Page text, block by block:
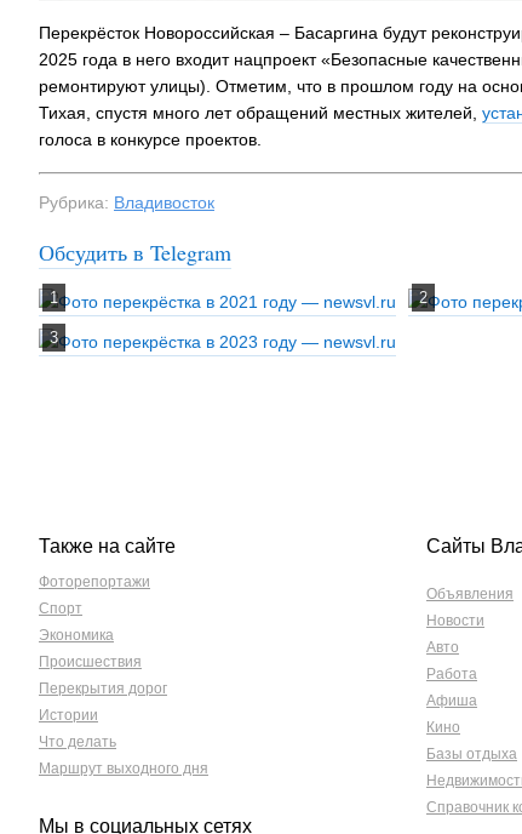
Перекрёсток Новороссийская – Басаргина будут
2025 года в него входит нацпроект «Безопасные
ремонтируют улицы). Отметим, что в прошлом году на
Тихая, спустя много лет обращений местных жителей,
голоса в конкурсе проектов.
Рубрика: Владивосток
Обсудить в Telegram
Также на сайте
Фоторепортажи
Спорт
Экономика
Происшествия
Перекрытия дорог
Истории
Что делать
Маршрут выходного дня
Мы в социальных сетях
Сайты
Объявления
Новости
Авто
Работа
Афиша
Кино
Базы отдыха
Справочник